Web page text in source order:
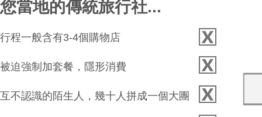
您當地的傳統旅行社...
行程一般含有3-4個購物店
被迫強制加套餐，隱形消費
互不認識的陌生人，幾十人拼成一個大團